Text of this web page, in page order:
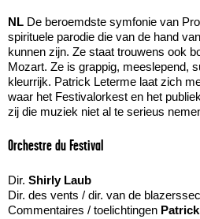
NL De beroemdste symfonie van
spirituele parodie die van de hand
kunnen zijn. Ze staat trouwens ook
Mozart. Ze is grappig, meeslepend,
kleurrijk. Patrick Leterme laat zich
waar het Festivalorkest en het
zij die muziek niet al te serieus
Orchestre du Festival
Dir. Shirly Laub
Dir. des vents / dir. van de
Commentaires / toelichtingen